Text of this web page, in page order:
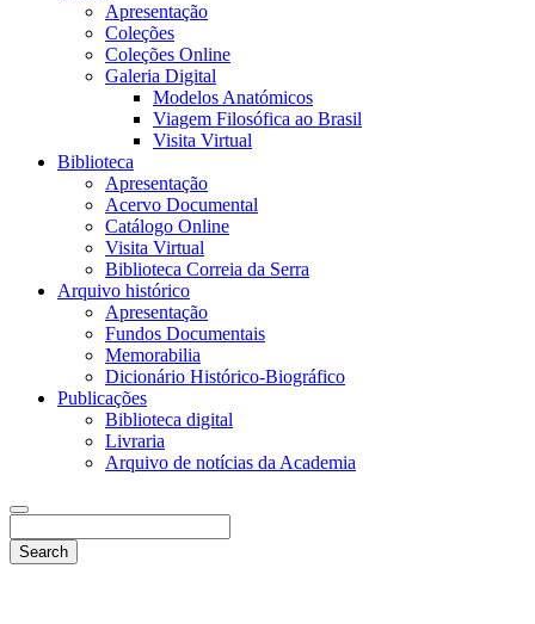
Apresentação
Coleções
Coleções Online
Galeria Digital
Modelos Anatómicos
Viagem Filosófica ao Brasil
Visita Virtual
Biblioteca
Apresentação
Acervo Documental
Catálogo Online
Visita Virtual
Biblioteca Correia da Serra
Arquivo histórico
Apresentação
Fundos Documentais
Memorabilia
Dicionário Histórico-Biográfico
Publicações
Biblioteca digital
Livraria
Arquivo de notícias da Academia